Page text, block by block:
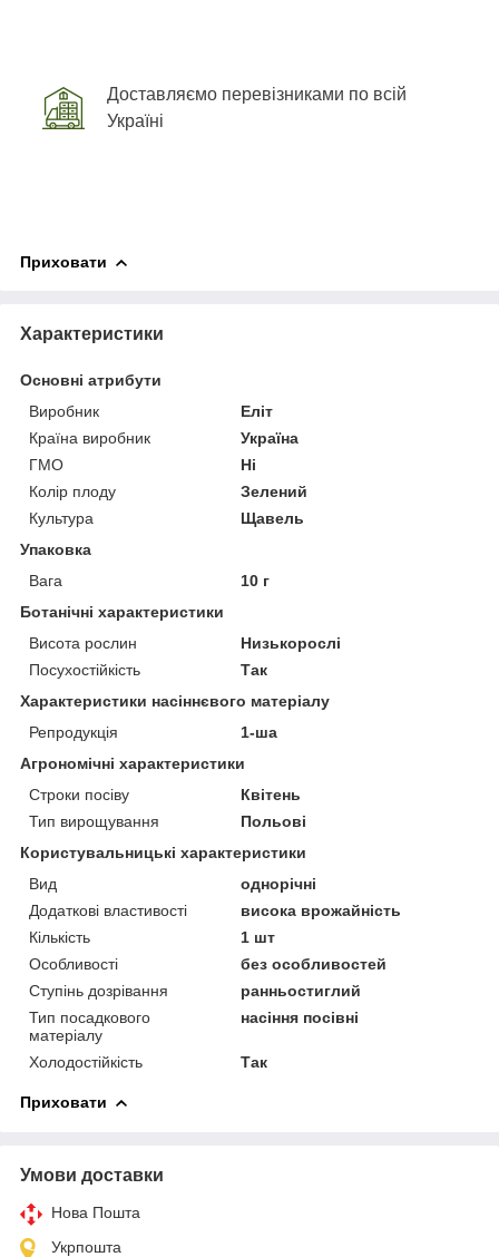
Доставляємо перевізниками по всій
Україні
Приховати
Характеристики
Основні атрибути
Виробник
Еліт
Країна виробник
Україна
ГМО
Ні
Колір плоду
Зелений
Культура
Щавель
Упаковка
Вага
10 г
Ботанічні характеристики
Висота рослин
Низькорослі
Посухостійкість
Так
Характеристики насіннєвого матеріалу
Репродукція
1-ша
Агрономічні характеристики
Строки посіву
Квітень
Тип вирощування
Польові
Користувальницькі характеристики
Вид
однорічні
Додаткові властивості
висока врожайність
Кількість
1 шт
Особливості
без особливостей
Ступінь дозрівання
ранньостиглий
Тип посадкового
матеріалу
насіння посівні
Холодостійкість Так
Приховати
Умови доставки
Нова Пошта
Укрпошта